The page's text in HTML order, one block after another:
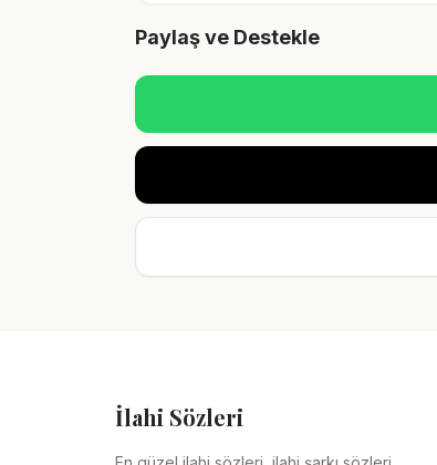
Paylaş ve Destekle
İlahi Sözleri